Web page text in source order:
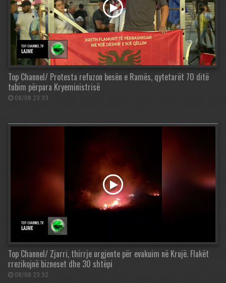
Top Channel/ Protesta refuzon besën e Ramës, qytetarët 70 ditë
tubim përpara Kryeministrisë
08/08 23:33
Top Channel/ Zjarri, thirrje urgjente për evakuim në Krujë. Flakët
rrezikojnë bizneset dhe 30 shtëpi
08/08 23:32